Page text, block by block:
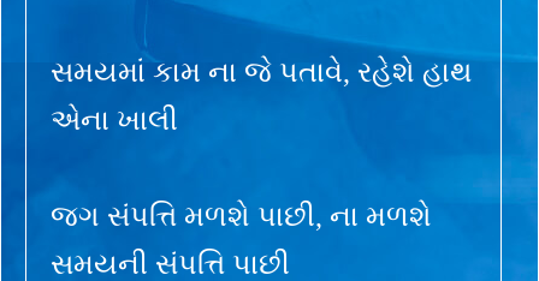
સમયમાં કામ ના જે પતાવે, રહેશે હાથ
એના ખાલી
જગ સંપત્તિ મળશે પાછી, ના મળશે
સમયની સંપત્તિ પાછી